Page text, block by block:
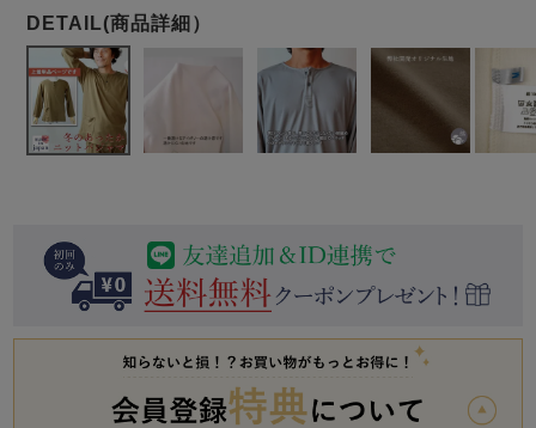
春 夏
ガールズパジャマ
夏 秋
ボーイズパジャマ
柄物
売れ筋ランキング
- Item Ranking -
新着商品
すべての生地一覧はこちら
売れ筋ランキング
- Item Ranking -
- New Arrival -
すべてのメン
ズ
パジャマ
作務衣
羽織・バスロ